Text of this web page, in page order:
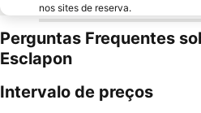
nos sites de reserva.
Perguntas Frequentes
Esclapon
Intervalo de preços